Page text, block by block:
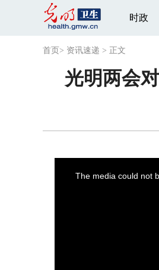
时政
首页 > 资讯速递 > 正文
光明两会
The media could not